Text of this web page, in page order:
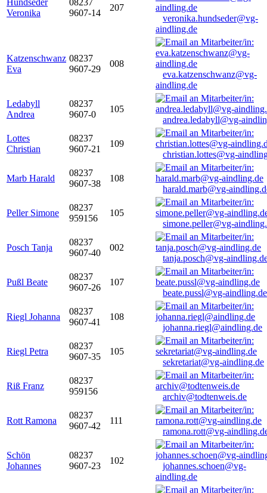
Hundseder
Veronika
08237
9607-14
207
veronika.hundseder@vg-
aindling.de
Katzenschwanz
Eva
08237
9607-29
008
eva.katzenschwanz@vg-
aindling.de
Ledabyll
Andrea
08237
9607-0
105
andrea.ledabyll@vg-
Lottes
Christian
08237
9607-21
109
christian.lottes@vg-
Marb Harald
08237
9607-38
108
harald.marb@vg-
Peller Simone
08237
959156
105
simone.peller@vg-
Posch Tanja
08237
9607-40
002
tanja.posch@vg-
Pußl Beate
08237
9607-26
107
beate.pussl@vg-aindling.de
Riegl Johanna
08237
9607-41
108
johanna.riegl@aindling.de
Riegl Petra
08237
9607-35
105
sekretariat@vg-aindling.de
Riß Franz
08237
959156
archiv@todtenweis.de
Rott Ramona
08237
9607-42
111
ramona.rott@vg-
Schön
Johannes
08237
9607-23
102
johannes.schoen@vg-
aindling.de